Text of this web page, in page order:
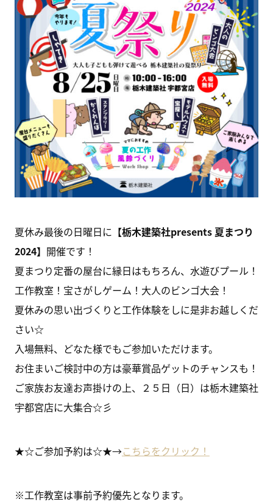
夏休み最後の日曜日に 【栃木建築社presents 夏まつり
2024】 開催です！
夏まつり定番の屋台に縁日はもちろん、水遊びプール！
工作教室！宝さがしゲーム！大人のビンゴ大会！
夏休みの思い出づくりと工作体験をしに是非お越しくだ
さい☆
入場無料、どなた様でもご参加いただけます。
お住まいご検討中の方は豪華賞品ゲットのチャンスも！
ご家族お友達お声掛けの上、２５日（日）は栃木建築社
宇都宮店に大集合☆彡
★☆ご参加予約は☆★→こちらをクリック！
※工作教室は事前予約優先となります。